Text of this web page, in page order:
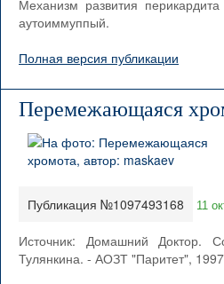
Механизм развития
аутоиммуппый.
Полная версия публикации
Перемежающаяся
Публикация №1097493168 11
Источник: Домашний Доктор.
Тулянкина. - АОЗТ "Паритет",